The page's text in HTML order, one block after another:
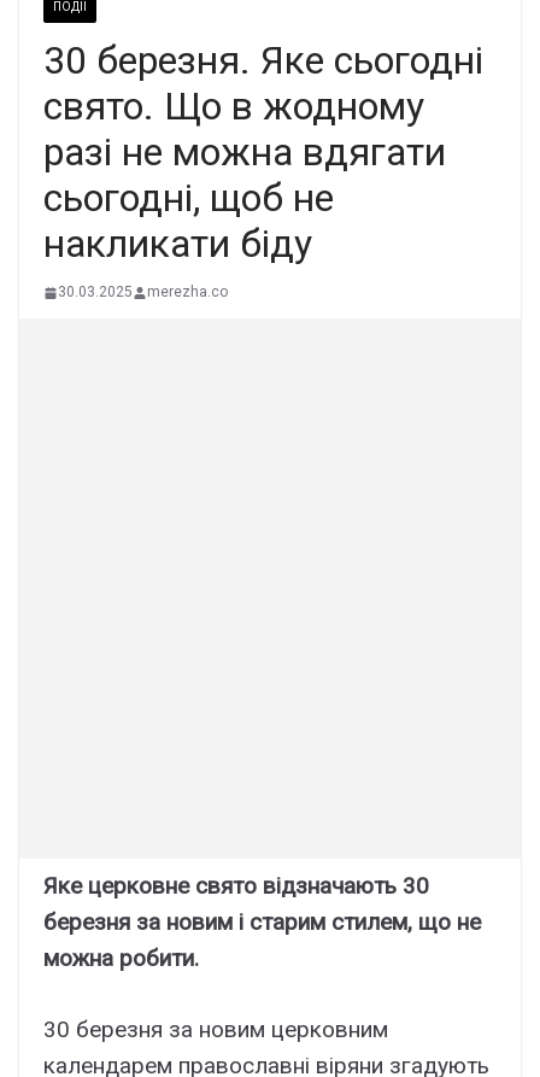
ПОДІЇ
30 беpезня. Яке cьогодні
свято. Що в жодному
разі не можна вдягати
сьогодні, щоб не
накликати біду
30.03.2025 merezha.co
Яке церковне свято відзначають 30
березня за новим і старим стилем, що не
можна робити.
30 березня за новим церковним
календарем православні віряни згадують